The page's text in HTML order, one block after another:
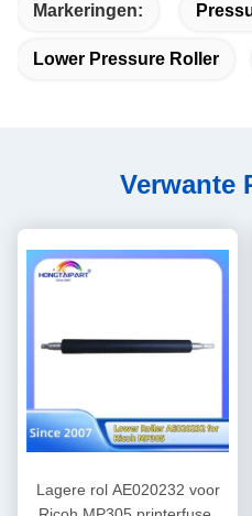
Markeringen:
Lower Pressure Roller
Verwante
Lagere rol AE020232 voor